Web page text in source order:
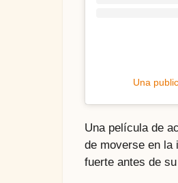
Una
Una película de
de moverse en
fuerte antes de